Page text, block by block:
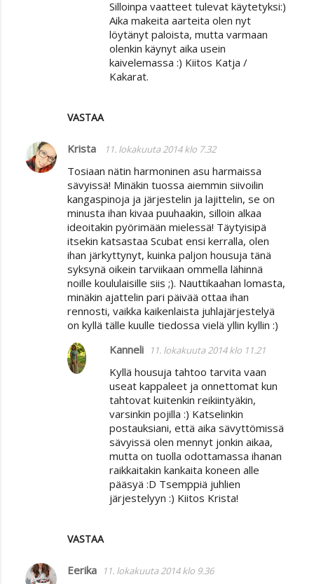
VASTAA
Silloinpa vaatteet tulevat käytetyksi:)
Aika makeita aarteita olen nyt
löytänyt paloista, mutta varmaan
olenkin käynyt aika usein
kaivelemassa :) Kiitos Katja /
Kakarat.
Krista 11. lokakuuta 2014 klo 7.32
Tosiaan nätin harmoninen asu harmaissa
sävyissä! Minäkin tuossa aiemmin siivoilin
kangaspinoja ja järjestelin ja lajittelin, se on
minusta ihan kivaa puuhaakin, silloin alkaa
ideoitakin pyörimään mielessä! Täytyisipä
itsekin katsastaa Scubat ensi kerralla, olen
ihan järkyttynyt, kuinka paljon housuja tänä
syksynä oikein tarviikaan ommella lähinnä
noille koululaisille siis ;). Nauttikaahan lomasta,
minäkin ajattelin pari päivää ottaa ihan
rennosti, vaikka kaikenlaista juhlajärjestelyä
on kyllä tälle kuulle tiedossa vielä yllin kyllin :)
VASTAA
Kanneli 11. lokakuuta 2014 klo 11.21
Kyllä housuja tahtoo tarvita vaan
useat kappaleet ja onnettomat kun
tahtovat kuitenkin reikiintyäkin,
varsinkin pojilla :) Katselinkin
postauksiani, että aika sävyttömissä
sävyissä olen mennyt jonkin aikaa,
mutta on tuolla odottamassa ihanan
raikkaitakin kankaita koneen alle
pääsyä :D Tsemppiä juhlien
järjestelyyn :) Kiitos Krista!
Eerika 11. lokakuuta 2014 klo 9.36